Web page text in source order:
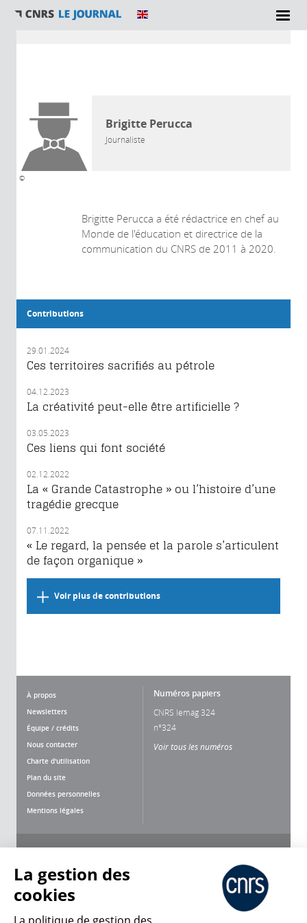
AUTEUR
©
Brigitte Perucca
Journaliste
Brigitte Perucca a été rédactrice en chef au
Monde de l'éducation et directrice de la
communication du CNRS de 2011 à 2020.
Contributions
29.01.2024
Ces territoires sacrifiés au pétrole
04.12.2023
La créativité peut-elle être artificielle ?
03.05.2023
Ces liens qui font société
02.12.2022
La « Grande Catastrophe » ou l’histoire d’une
tragédie grecque
07.11.2022
« Le regard, la pensée et la parole s’articulent
de façon organique »
Voir plus de contributions
À propos
Newsletters
Équipe / crédits
Nous contacter
Charte d'utilisation
Plan du site
Données personnelles
Mentions légales
Numéros papiers
CNRS lemag 324
n°324
Voir tous les numéros
La gestion des
cookies